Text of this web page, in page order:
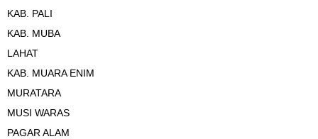
KAB. PALI
KAB. MUBA
LAHAT
KAB. MUARA ENIM
MURATARA
MUSI WARAS
PAGAR ALAM